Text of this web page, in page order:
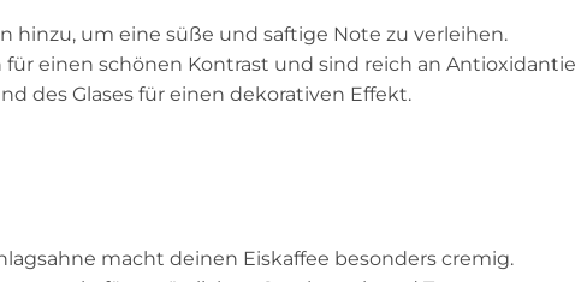
hinzu, um eine süße und saftige Note zu verleihen.
für einen schönen Kontrast und sind reich an
des Glases für einen dekorativen Effekt.
macht deinen Eiskaffee besonders cremig.